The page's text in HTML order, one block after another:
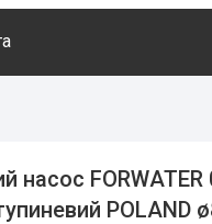
насос FORWATER
POLAND